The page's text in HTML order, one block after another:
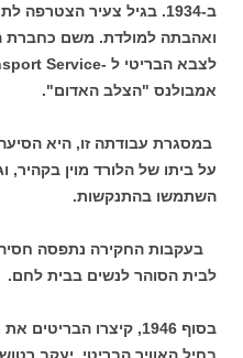
ב-1934. בגיל צעיר
ואהבתה למולדת. משם כחברת
אמבולנס "הצלב האדום".
במסגרת עבודתה זו, היא
על ביתו של הלורד מוין
השתמשו בהתנקשות.
בעקבות החקירה נתפסה
לבית הסוהר לנשים בבית לחם.
בסוף 1946, קיצרו